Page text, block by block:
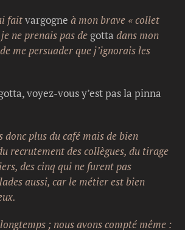
faitvargogne à mon brave « collet
ne prenais pas de gotta dans mon
me persuader que j’ignorais les
voyez-vous y’est pas la pinna
donc plus du café mais de bien
recrutement des collègues, du tirage
des cinq qui ne furent pas
aussi, car le métier est bien
; nous avons compté même :